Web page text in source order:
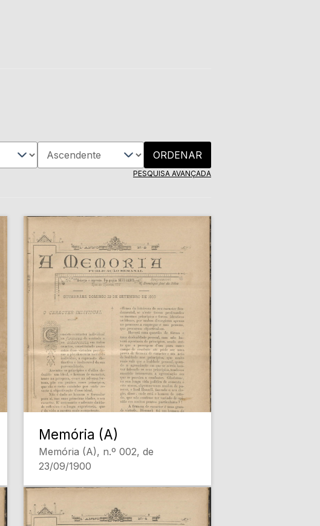
ORDENAR
PESQUISA AVANÇADA
Memória (A)
Memória (A), n.º 002, de
23/09/1900